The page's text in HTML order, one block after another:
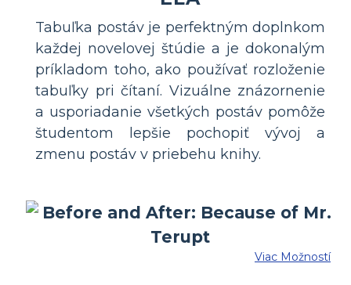
Tabuľka postáv je perfektným doplnkom
každej novelovej štúdie a je dokonalým
príkladom toho, ako používať rozloženie
tabuľky pri čítaní. Vizuálne znázornenie
a usporiadanie všetkých postáv pomôže
študentom lepšie pochopiť vývoj a
zmenu postáv v priebehu knihy.
Viac Možností